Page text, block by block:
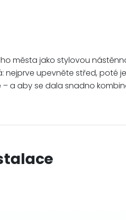
města jako stylovou
nejprve upevněte střed, poté
aby se dala snadno